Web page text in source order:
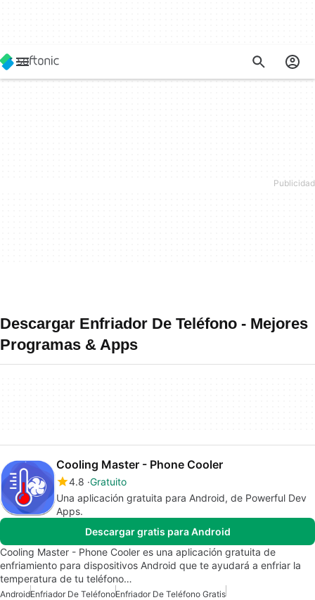
Descargar Enfriador De Teléfono - Mejores
Programas & Apps
Cooling Master - Phone Cooler
4.8 Gratuito
Una aplicación gratuita para Android, de Powerful Dev
Apps.
Descargar gratis para Android
Cooling Master - Phone Cooler es una aplicación gratuita de
enfriamiento para dispositivos Android que te ayudará a enfriar la
temperatura de tu teléfono…
AndroidEnfriador De TeléfonoEnfriador De Teléfono Gratis